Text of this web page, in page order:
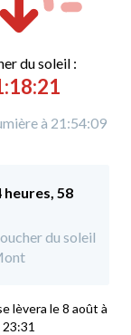
du soleil :
à 21:54:09
heures, 58
du soleil
lèvera le 8 août à
23:31